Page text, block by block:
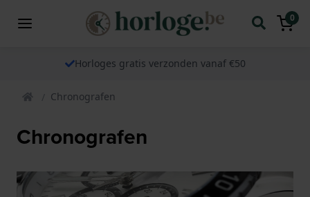
0
Horloges gratis verzonden vanaf €50
Chronografen
Chronografen